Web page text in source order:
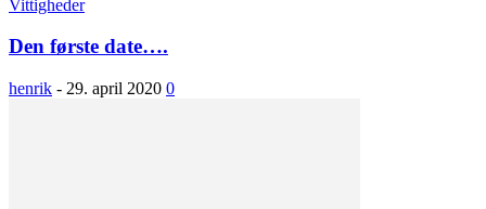
Vittigheder
Den første date….
henrik - 29. april 2020 0